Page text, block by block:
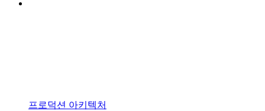
프로덕션 아키텍처